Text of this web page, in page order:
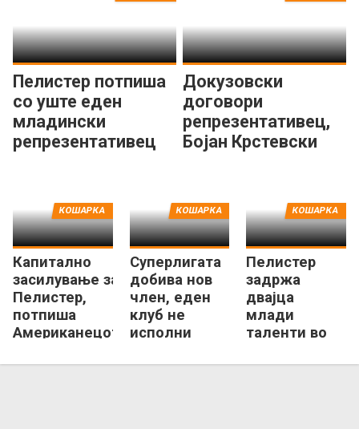
Пелистер потпиша
со уште еден
младински
репрезентативец
Докузовски
договори
репрезентативец,
Бојан Крстевски
Капитално
засилување за
Пелистер,
потпиша
Американецот
КОШАРКА
Суперлигата
добива нов
член, еден
клуб не
исполни
КФМ!
КОШАРКА
Пелистер
задржа
двајца
млади
таленти во
КОШАРКА